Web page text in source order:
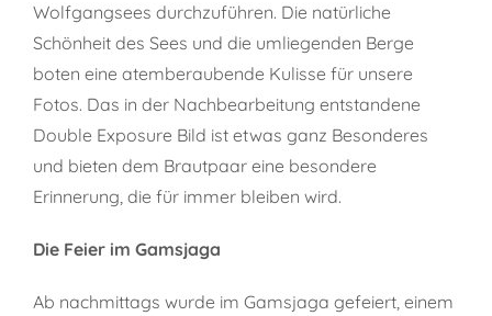
Wolfgangsees durchzuführen. Die natürliche
Schönheit des Sees und die umliegenden Berge
boten eine atemberaubende Kulisse für unsere
Fotos. Das in der Nachbearbeitung entstandene
Double Exposure Bild ist etwas ganz Besonderes
und bieten dem Brautpaar eine besondere
Erinnerung, die für immer bleiben wird.
Die Feier im Gamsjaga
Ab nachmittags wurde im Gamsjaga gefeiert, einem